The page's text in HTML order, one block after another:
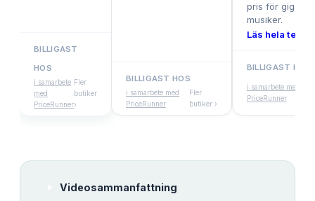
BILLIGAST
HOS
i samarbete
med
PriceRunner
Fler
butiker
›
BILLIGAST HOS
i samarbete med
PriceRunner
Fler
butiker ›
pris för
musiker.
Läs hela testet
BILLIGAST HOS
i samarbete med
PriceRunner
Videosammanfattning